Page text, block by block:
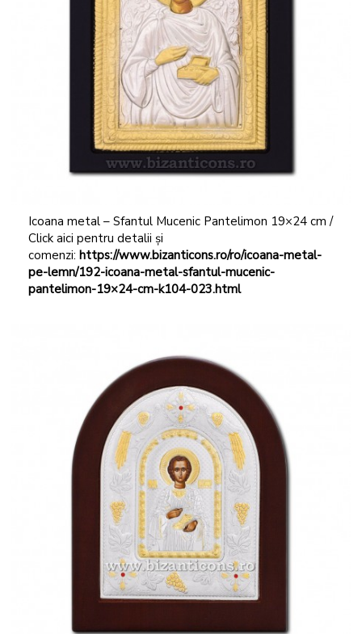
Icoana metal – Sfantul Mucenic Pantelimon 19×24 cm /
Click aici pentru detalii și
comenzi: https://www.bizanticons.ro/ro/icoana-metal-
pe-lemn/192-icoana-metal-sfantul-mucenic-
pantelimon-19×24-cm-k104-023.html